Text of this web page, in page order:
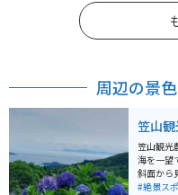
周辺の景
笠山
笠山観光
海を一望
斜面から
海の景色
#絶景ス